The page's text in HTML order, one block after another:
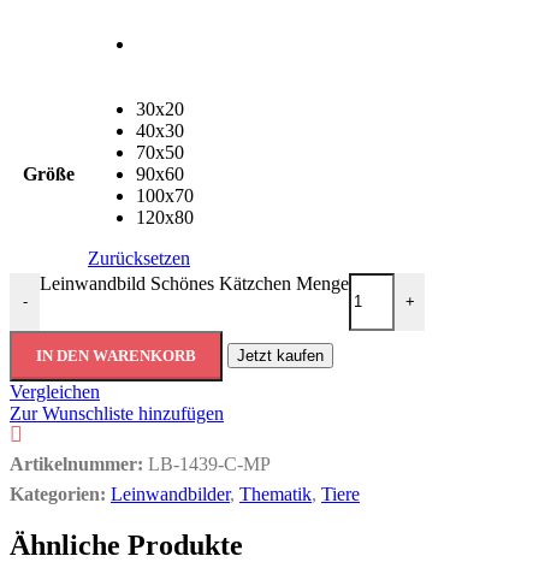
Größe
30x20
40x30
70x50
90x60
100x70
120x80
Zurücksetzen
-
Leinwandbild Schönes Kätzchen Menge
+
IN DEN WARENKORB Jetzt kaufen
Vergleichen
Zur Wunschliste hinzufügen
Artikelnummer: LB-1439-C-MP
Kategorien: Leinwandbilder, Thematik, Tiere
Ähnliche Produkte